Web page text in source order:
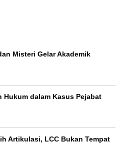
Misteri Gelar Akademik
Hukum dalam Kasus Pejabat
Artikulasi, LCC Bukan Tempat